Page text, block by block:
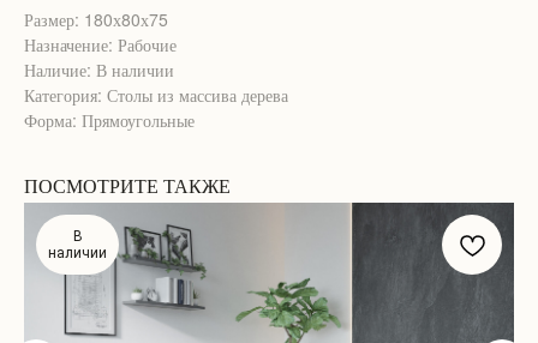
Размер: 180х80х75
Назначение: Рабочие
Наличие: В наличии
Категория: Столы из массива дерева
Форма: Прямоугольные
ПОСМОТРИТЕ ТАКЖЕ
В
наличии